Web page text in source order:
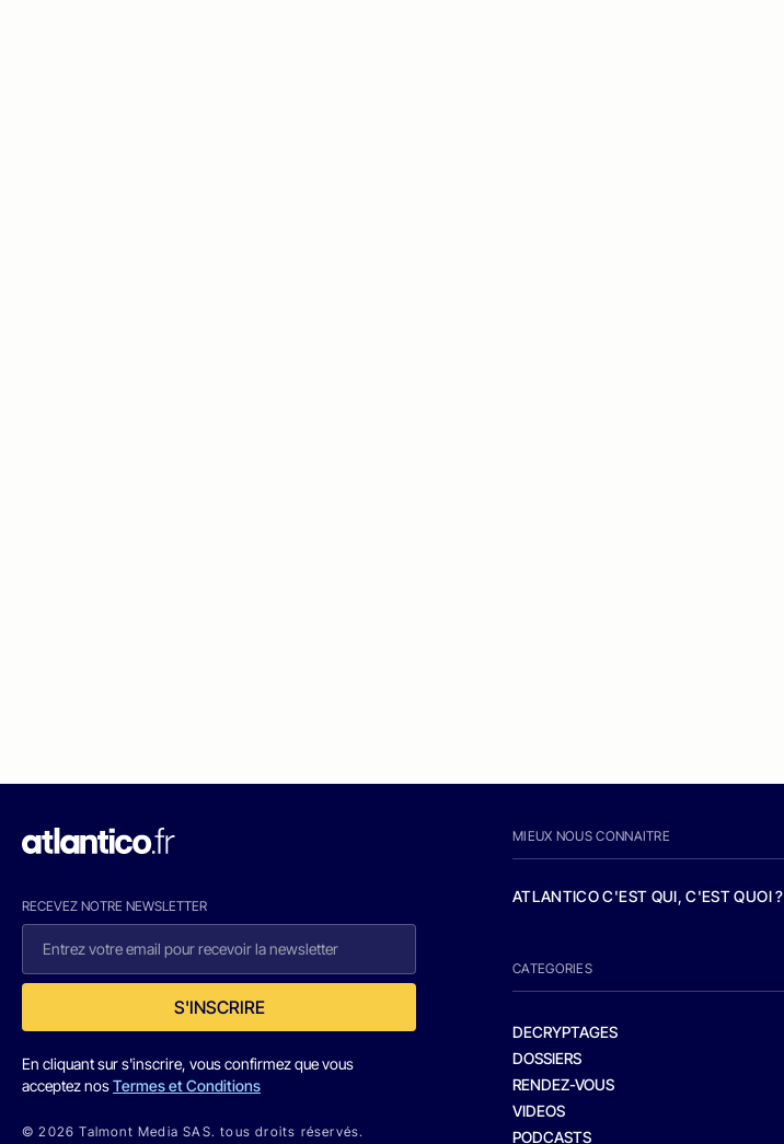
RECEVEZ NOTRE NEWSLETTER
S'INSCRIRE
En cliquant sur s'inscrire, vous confirmez que vous
acceptez nosTermes et Conditions
© 2026 Talmont Media SAS. tous droits réservés.
MIEUX NOUS CONNAITRE
ATLANTICO C'EST QUI, C'EST QUOI ?
CATEGORIES
DECRYPTAGES
DOSSIERS
RENDEZ-VOUS
VIDEOS
PODCASTS